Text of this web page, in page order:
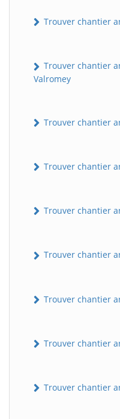
Trouver chantier
Trouver chantier
Valromey
Trouver chantier
Trouver chantier
Trouver chantier
Trouver chantier
Trouver chantier
Trouver chantier
Trouver chantier